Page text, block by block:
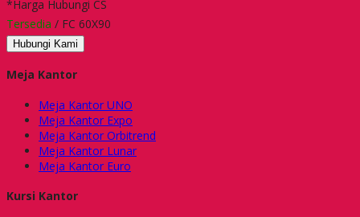
*Harga Hubungi CS
Tersedia / FC 60X90
Hubungi Kami
Meja Kantor
Meja Kantor UNO
Meja Kantor Expo
Meja Kantor Orbitrend
Meja Kantor Lunar
Meja Kantor Euro
Kursi Kantor